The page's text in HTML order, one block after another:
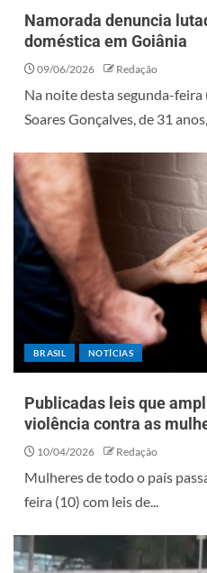
Namorada denuncia
doméstica em Goiânia
09/06/2026 Redação
Na noite desta segunda-
Soares Gonçalves, de 31
BRASIL NOTÍCIAS
Publicadas leis que
violência contra as
10/04/2026 Redação
Mulheres de todo o país
feira (10) com leis de...